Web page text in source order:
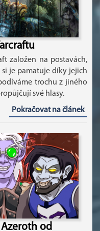
založen na postavách,
je pamatuje díky jejich
trochu z jiného
své hlasy.
Pokračovat na článek
Azeroth od